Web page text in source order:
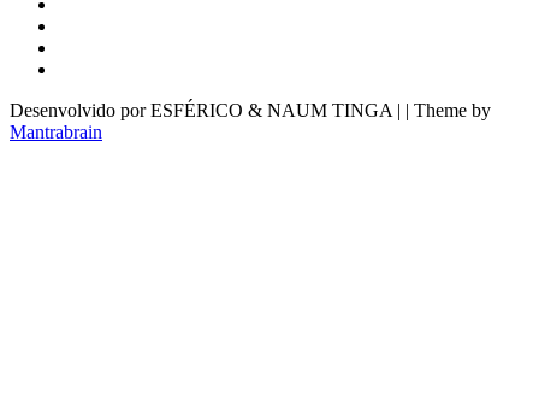
Desenvolvido por ESFÉRICO & NAUM TINGA | | Theme by
Mantrabrain